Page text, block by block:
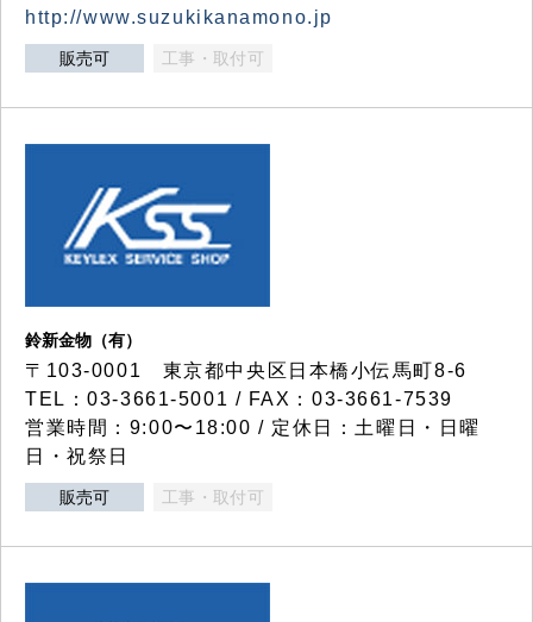
http://www.suzukikanamono.jp
販売可 工事・取付可
鈴新金物（有）
〒103-0001 東京都中央区日本橋小伝馬町8-6
TEL：03-3661-5001 / FAX：03-3661-7539
営業時間：9:00〜18:00 / 定休日：土曜日・日曜
日・祝祭日
販売可 工事・取付可